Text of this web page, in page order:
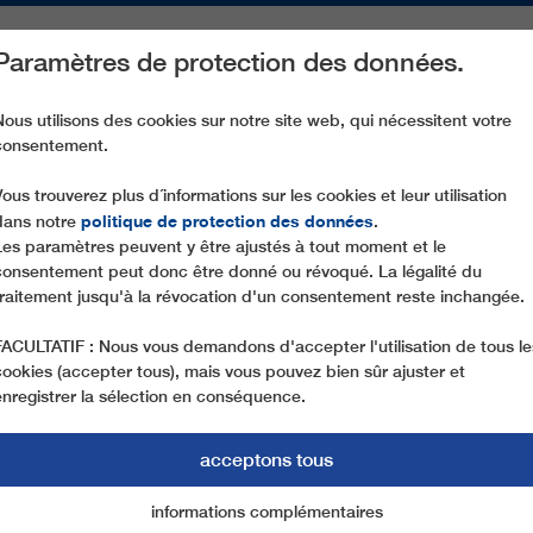
PIÈCES DE RECHANGE SERVICE NOTRE
UN NOUVEAU TÉLÉSIÈGE 6 PLACES POUR LE GEISSKOPF EN
6 PLACES
FORÊT
de protection des données.
utilisons des cookies sur notre site web, qui nécessitent votre
trouverez plus d´informations sur les cookies et leur utilisation
notre politique de protection des données.
paramètres peuvent y être ajustés à tout moment et le
peut donc être donné ou révoqué. La légalité du
jusqu'à la révocation d'un consentement reste inchangée.
: Nous vous demandons d'accepter l'utilisation de tous
(accepter tous), mais vous pouvez bien sûr ajuster et
la sélection en conséquence.
acceptons tous
cookies essentiels Marketing
informations complémentaires